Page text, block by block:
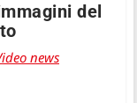
del
news